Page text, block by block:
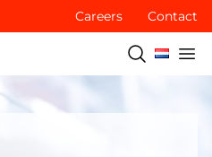
Careers Contact